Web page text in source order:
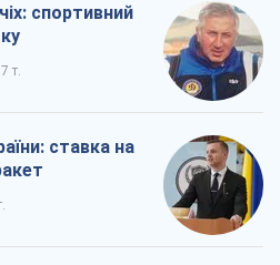
спортивний
т.
ставка на